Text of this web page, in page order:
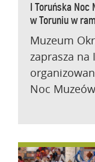
I Toruńska
w Toruniu w
Muzeum
zaprasza na
Noc